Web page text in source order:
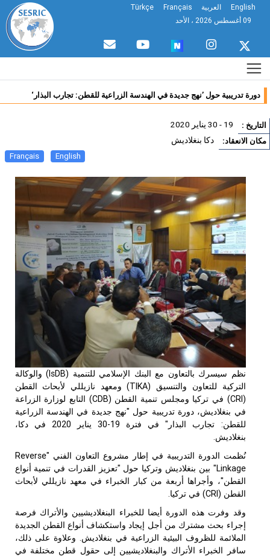
العربية Français
Türkçe
حول ’نهج جديدة في الهندسة الزراعية للقطن: تجارب البذار‘
19 - 30 يناير 2020
دكا بنغلاديش
Français
سيسرك بالتعاون مع البنك الإسلامي للتنمية (IsDB) والوكالة
للتعاون والتنسيق (TIKA ) ومعهد نازيللي لأبحاث القطن
) في تركيا ومجلس تنمية القطن (CDB) التابع لوزارة الزراعة
بنغلاديش، دورة تدريبية حول "نهج جديدة في الهندسة الزراعية
للقطن: تجارب البذار" في فترة 19-30 يناير 2020 في دكا،
الدورة التدريبية في إطار مشروع التعاون الفني " Reverse
" بين بنغلاديش وتركيا حول "تعزيز القدرات في تنمية أنواع
وأجراها أربعة من كبار الخبراء في معهد نازيللي لأبحاث
(
CRI) في تركيا.
وفرت هذه الدورة أيضا للخبراء البنغلاديشيين والأتراك فرصة
بحث مشترك من أجل إيجاد واستكشاف أنواع القطن الجديدة
للظروف البيئية الزراعية في بنغلاديش. وعلاوة على ذلك،
الخبراء الأتراك والبنغلاديشيين إلى حقول قطن مختلفة في